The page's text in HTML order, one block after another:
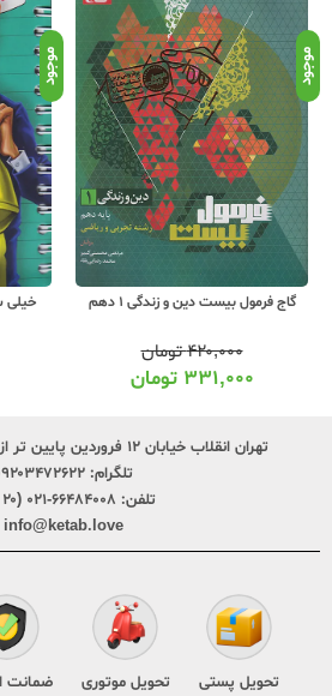
موجود
گاج فرمول بیست دین و زندگی 1 دهم
۴۲۰,۰۰۰تومان
۳۳۱,۰۰۰ تومان
موجود
خیلی
تهران انقلاب خیابان ۱۲ فروردین پایین تر از وحید نظری پلاک ۲۴۹
تلگرام:
تلفن: ۶۶۴۸۴۰۰۸-۰۲۱ (۲۰ خط)
info@ketab.love
تحویل پستی تحویل موتوری ضمانت